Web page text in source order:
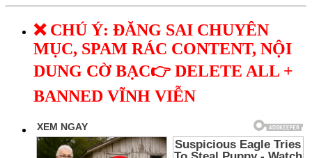
❌ CHÚ Ý: ĐĂNG SAI CHUYÊN
MỤC, SPAM RÁC CONTENT, NỘI
DUNG CỜ BẠC👉 DELETE ALL +
BANNED VĨNH VIỄN